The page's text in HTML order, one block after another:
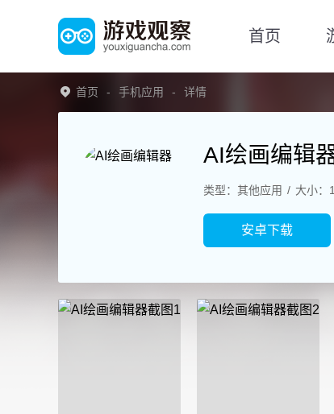
首页
首页 手机应用 详情
AI绘画编辑
类型：其他应用 大小：
安卓下载